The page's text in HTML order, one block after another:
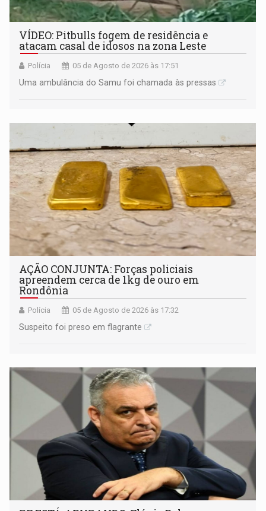
VÍDEO: Pitbulls fogem de residência e
atacam casal de idosos na zona Leste
Polícia 05 de Agosto de 2026 às 17:51
Uma ambulância do Samu foi chamada às pressas
AÇÃO CONJUNTA: Forças policiais
apreendem cerca de 1kg de ouro em
Rondônia
Polícia 05 de Agosto de 2026 às 17:32
Suspeito foi preso em flagrante